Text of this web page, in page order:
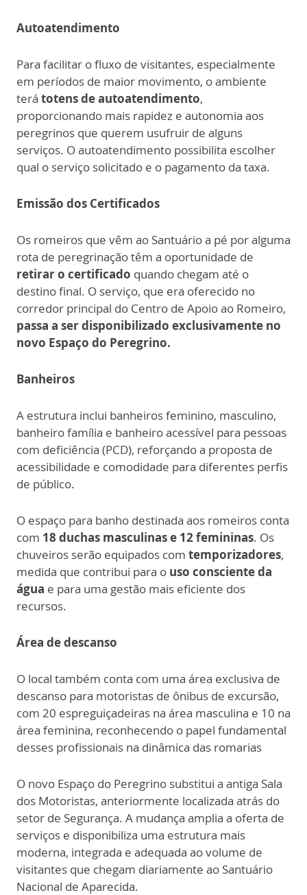
Autoatendimento
Para facilitar o fluxo de visitantes, especialmente
em períodos de maior movimento, o ambiente
terá totens de autoatendimento,
proporcionando mais rapidez e autonomia aos
peregrinos que querem usufruir de alguns
serviços. O autoatendimento possibilita escolher
qual o serviço solicitado e o pagamento da taxa.
Emissão dos Certificados
Os romeiros que vêm ao Santuário a pé por alguma
rota de peregrinação têm a oportunidade de
retirar o certificado quando chegam até o
destino final. O serviço, que era oferecido no
corredor principal do Centro de Apoio ao Romeiro,
passa a ser disponibilizado exclusivamente no
novo Espaço do Peregrino.
Banheiros
A estrutura inclui banheiros feminino, masculino,
banheiro família e banheiro acessível para pessoas
com deficiência (PCD), reforçando a proposta de
acessibilidade e comodidade para diferentes perfis
de público.
O espaço para banho destinada aos romeiros conta
com 18 duchas masculinas e 12 femininas. Os
chuveiros serão equipados com temporizadores,
medida que contribui para o uso consciente da
água e para uma gestão mais eficiente dos
recursos.
Área de descanso
O local também conta com uma área exclusiva de
descanso para motoristas de ônibus de excursão,
com 20 espreguiçadeiras na área masculina e 10 na
área feminina, reconhecendo o papel fundamental
desses profissionais na dinâmica das romarias
O novo Espaço do Peregrino substitui a antiga Sala
dos Motoristas, anteriormente localizada atrás do
setor de Segurança. A mudança amplia a oferta de
serviços e disponibiliza uma estrutura mais
moderna, integrada e adequada ao volume de
visitantes que chegam diariamente ao Santuário
Nacional de Aparecida.